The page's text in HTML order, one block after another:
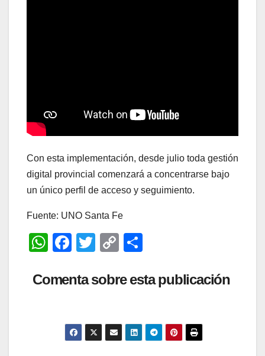
Con esta implementación, desde julio toda gestión
digital provincial comenzará a concentrarse bajo
un único perfil de acceso y seguimiento.
Fuente: UNO Santa Fe
W
at
F
c
b
o
T
tt
C
p
Li
n
m
ar
tir
Comenta sobre esta publicación